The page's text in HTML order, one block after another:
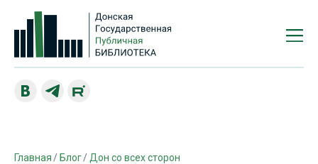
Главная Блог
Дон со всех сторон